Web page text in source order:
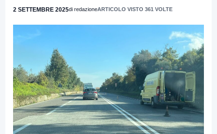
2 SETTEMBRE 2025di redazioneARTICOLO VISTO 361 VOLTE